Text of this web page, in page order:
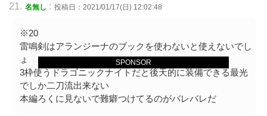
SPONSOR
名無し : 投稿日：2021/01/17(日) 12:02:48
※20
雷鳴剣はアランジーナのブックを使わないと使えないでし
ょ
3枠使うドラゴニックナイトだと後天的に装備できる最光
でしか二刀流出来ない
本編ろくに見ないで難癖つけてるのがバレバレだ